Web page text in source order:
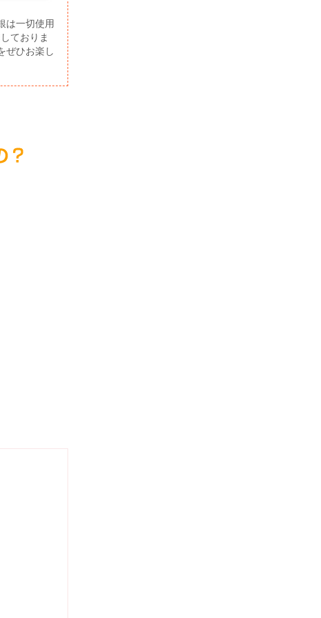
は一切使用
ておりま
ぜひお楽し